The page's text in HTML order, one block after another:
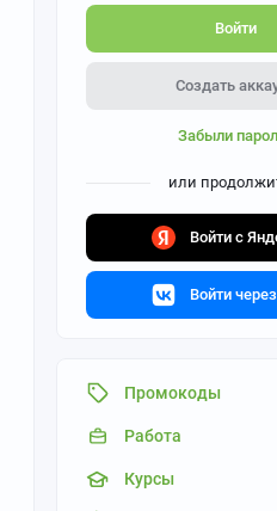
Войти
Создать
Забыли
или
Войти с
Войти
Промокоды
Работа
Курсы